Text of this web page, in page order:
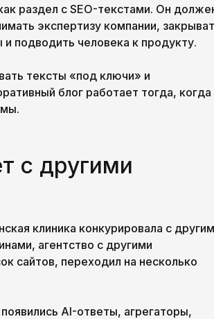
раздел с SEO-текстами. Он
экспертизу компании,
подводить человека к продукту.
тексты «под ключи» и
блог работает тогда, когда
с другими
клиника конкурировала с
агентство с другими
сайтов, переходил на несколько
AI-ответы, агрегаторы,